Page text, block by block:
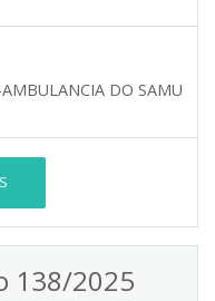
DO SAMU
138/2025